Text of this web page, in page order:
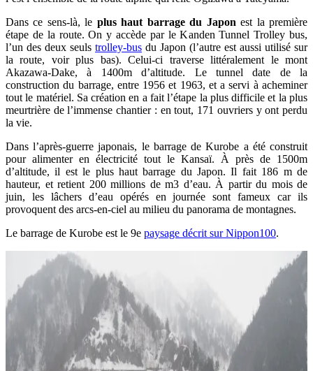
Dans ce sens-là, le plus haut barrage du Japon est la première
étape de la route. On y accède par le Kanden Tunnel Trolley bus,
l’un des deux seuls trolley-bus du Japon (l’autre est aussi utilisé sur
la route, voir plus bas). Celui-ci traverse littéralement le mont
Akazawa-Dake, à 1400m d’altitude. Le tunnel date de la
construction du barrage, entre 1956 et 1963, et a servi à acheminer
tout le matériel. Sa création en a fait l’étape la plus difficile et la plus
meurtrière de l’immense chantier : en tout, 171 ouvriers y ont perdu
la vie.
Dans l’après-guerre japonais, le barrage de Kurobe a été construit
pour alimenter en électricité tout le Kansaï. À près de 1500m
d’altitude, il est le plus haut barrage du Japon. Il fait 186 m de
hauteur, et retient 200 millions de m3 d’eau. À partir du mois de
juin, les lâchers d’eau opérés en journée sont fameux car ils
provoquent des arcs-en-ciel au milieu du panorama de montagnes.
Le barrage de Kurobe est le 9e paysage décrit sur Nippon100.